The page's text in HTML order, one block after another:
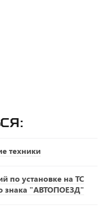
техники
по установке на ТС
знака "АВТОПОЕЗД"